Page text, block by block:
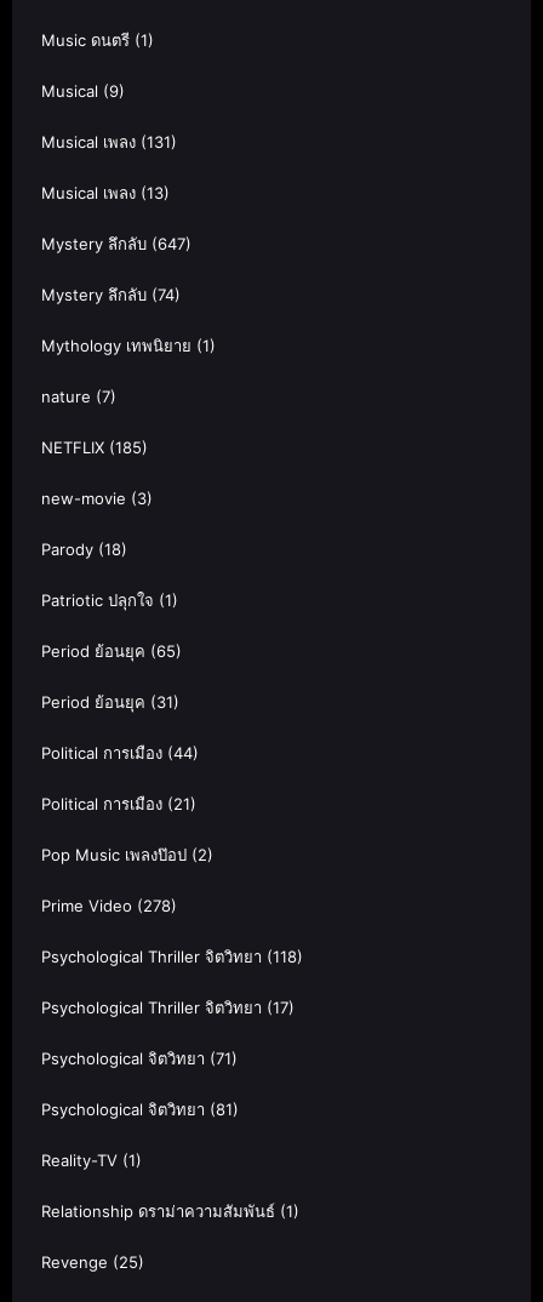
Music ดนตรี (1)
Musical (9)
Musical เพลง (131)
Musical เพลง (13)
Mystery ลึกลับ (647)
Mystery ลึกลับ (74)
Mythology เทพนิยาย (1)
nature (7)
NETFLIX (185)
new-movie (3)
Parody (18)
Patriotic ปลุกใจ (1)
Period ย้อนยุค (65)
Period ย้อนยุค (31)
Political การเมือง (44)
Political การเมือง (21)
Pop Music เพลงป๊อป (2)
Prime Video (278)
Psychological Thriller จิตวิทยา (118)
Psychological Thriller จิตวิทยา (17)
Psychological จิตวิทยา (71)
Psychological จิตวิทยา (81)
Reality-TV (1)
Relationship ดราม่าความสัมพันธ์ (1)
Revenge (25)